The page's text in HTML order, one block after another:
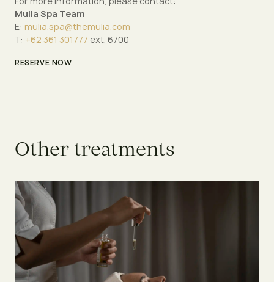
Mulia Spa Team
E: mulia.spa@themulia.com
T: +62 361 301777 ext. 6700
RESERVE NOW
Other treatments